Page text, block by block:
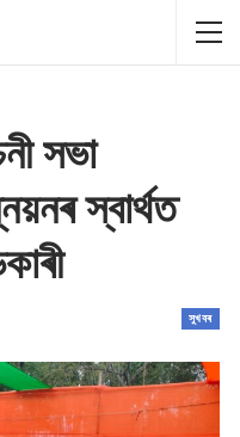
সভা
স্বাৰ্থত
সুখবৰ